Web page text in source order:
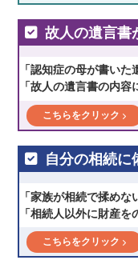
故人の遺言書
「認知症の母が書いた
「故人の遺言書の内容
こちらをクリック
自分の相続に
「家族が相続で揉めな
「相続人以外に財産を
こちらをクリック